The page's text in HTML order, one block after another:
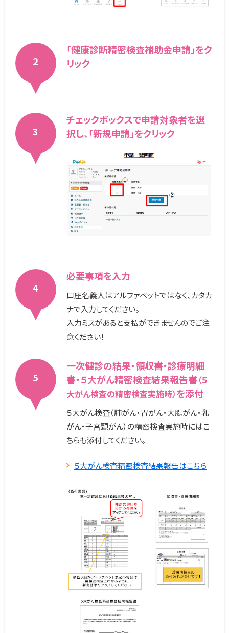
2
「健康診断精密検査補助金申請」をク
リック
3
チェックボックスで申請対象者を選
択し、「新規申請」をクリック
4
必要事項を入力
口座名義人はアルファベットではなく、カタカ
ナで入力してください。
入力ミスがあると支払ができませんのでご注
意ください！
5
一次健診の結果・領収書・診療明細
書・５大がん精密検査結果報告書 （５
大がん検査の精密検査実施時）を添付
５大がん検査（肺がん・胃がん・大腸がん・乳
がん・子宮頸がん）の精密検査実施時にはこ
ちらも添付してください。
５大がん検査精密検査結果報告はこちら